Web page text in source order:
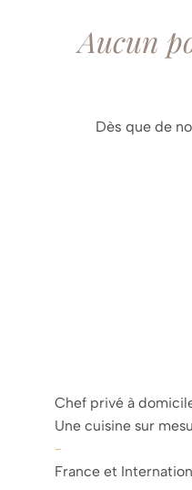
Aucun
Dès que de
Chef privé à
Une cuisine sur
-
France et